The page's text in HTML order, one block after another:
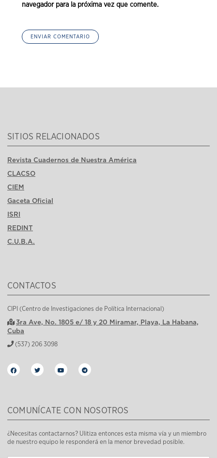
navegador para la próxima vez que comente.
SITIOS RELACIONADOS
Revista Cuadernos de Nuestra América
CLACSO
CIEM
Gaceta Oficial
ISRI
REDINT
C.U.B.A.
CONTACTOS
CIPI (Centro de Investigaciones de Política Internacional)
3ra Ave, No. 1805 e/ 18 y 20 Miramar, Playa, La Habana,
Cuba
(537) 206 3098
COMUNÍCATE CON NOSOTROS
¿Necesitas contactarnos? Ulitiza entonces esta misma vía y un miembro
de nuestro equipo le responderá en la menor brevedad posible.